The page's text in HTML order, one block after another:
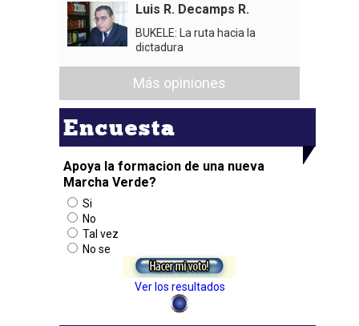
Luis R. Decamps R.
BUKELE: La ruta hacia la
dictadura
Más opiniones
Encuesta
Apoya la formacion de una nueva
Marcha Verde?
Si
No
Tal vez
No se
Ver los resultados